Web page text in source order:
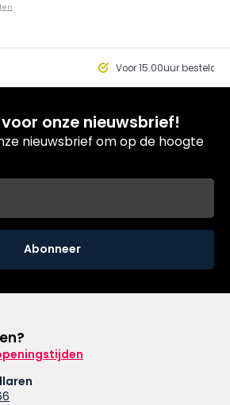
Voor 15.00uur besteld,
onze nieuwsbrief!
nieuwsbrief om op de hoogte
Abonneer